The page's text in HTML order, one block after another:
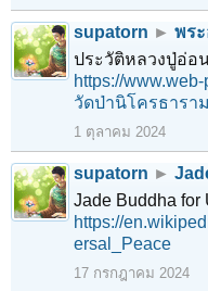
supatorn ► พร
ประวัติหลวงปู่อ่
https://
วัดป่านิโครธารา
1 ตุลาคม 2024
supatorn ►
Jade Buddha for
https://
ersal_Peace
17 กรกฎาคม 2024